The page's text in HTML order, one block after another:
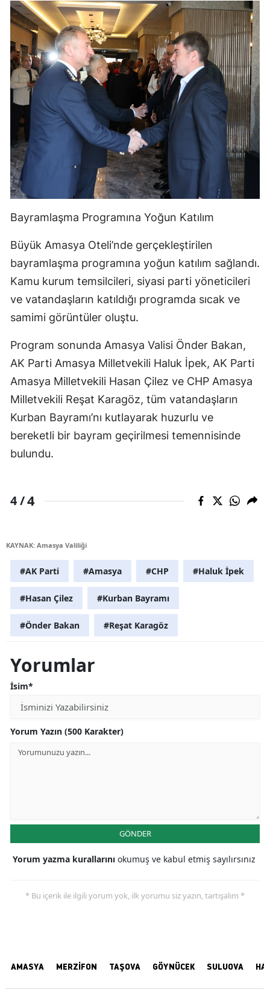
Bayramlaşma Programına Yoğun Katılım
Büyük Amasya Oteli’nde gerçekleştirilen
bayramlaşma programına yoğun katılım sağlandı.
Kamu kurum temsilcileri, siyasi parti yöneticileri
ve vatandaşların katıldığı programda sıcak ve
samimi görüntüler oluştu.
Program sonunda Amasya Valisi Önder Bakan,
AK Parti Amasya Milletvekili Haluk İpek, AK Parti
Amasya Milletvekili Hasan Çilez ve CHP Amasya
Milletvekili Reşat Karagöz, tüm vatandaşların
Kurban Bayramı’nı kutlayarak huzurlu ve
bereketli bir bayram geçirilmesi temennisinde
bulundu.
4 /4
KAYNAK: Amasya Valiliği
#AK Parti #Amasya #CHP #Haluk İpek
#Hasan Çilez #Kurban Bayramı
#Önder Bakan #Reşat Karagöz
Yorumlar
İsim*
Yorum Yazın (500 Karakter)
GÖNDER
Yorum yazma kurallarını okumuş ve kabul etmiş sayılırsınız
* Bu içerik ile ilgili yorum yok, ilk yorumu siz yazın, tartışalım *
AMASYA MERZİFON TAŞOVA GÖYNÜCEK SULUOVA